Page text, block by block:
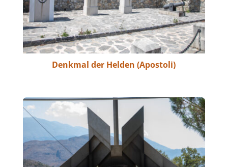
Denkmal der Helden (Apostoli)